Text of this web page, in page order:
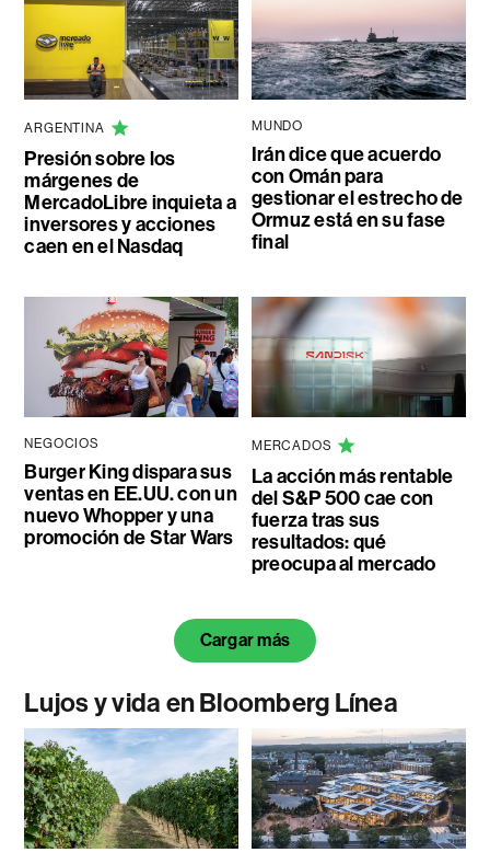
ARGENTINA
Presión sobre los
márgenes de
MercadoLibre inquieta a
inversores y acciones
caen en el Nasdaq
MUNDO
Irán dice que acuerdo
con Omán para
gestionar el estrecho de
Ormuz está en su fase
final
NEGOCIOS
Burger King dispara sus
ventas en EE.UU. con un
nuevo Whopper y una
promoción de Star Wars
MERCADOS
La acción más rentable
del S&P 500 cae con
fuerza tras sus
resultados: qué
preocupa al mercado
Cargar más
Lujos y vida en Bloomberg Línea